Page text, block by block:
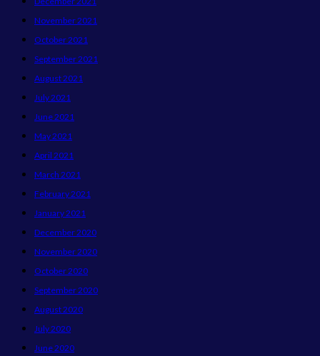
November 2021
October 2021
September 2021
August 2021
July 2021
June 2021
May 2021
April 2021
March 2021
February 2021
January 2021
December 2020
November 2020
October 2020
September 2020
August 2020
July 2020
June 2020